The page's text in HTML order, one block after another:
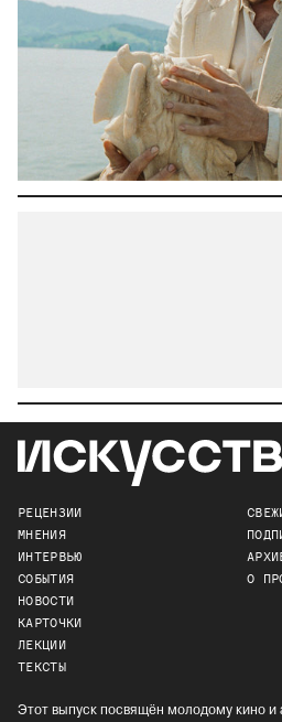
РЕЦЕНЗИИ
МНЕНИЯ
ИНТЕРВЬЮ
СОБЫТИЯ
НОВОСТИ
КАРТОЧКИ
ЛЕКЦИИ
ТЕКСТЫ
О
Этот выпуск посвящён молодому кино